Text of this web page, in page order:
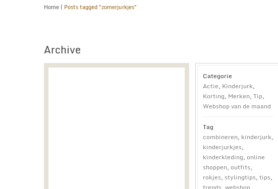
Home | Posts tagged "zomerjurkjes"
Archive
Categorie
Actie, Kinderjurk,
Korting, Merken, Tip,
Webshop van de maand
Tag
combineren, kinderjurk,
kinderjurkjes,
kinderkleding, online
shoppen, outfits,
rokjes, stylingtips, tips,